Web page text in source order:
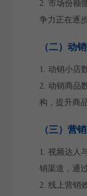
2. 市场份额
争力正在逐
（二）动
1. 动销小店
2. 动销商品
构，提升商
（三）营
1. 视频达人
销渠道，通
2. 线上营销